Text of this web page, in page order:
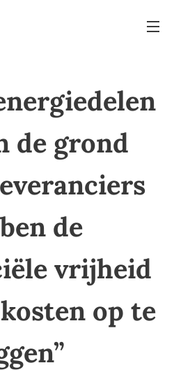
de grond
de
vrijheid
op te